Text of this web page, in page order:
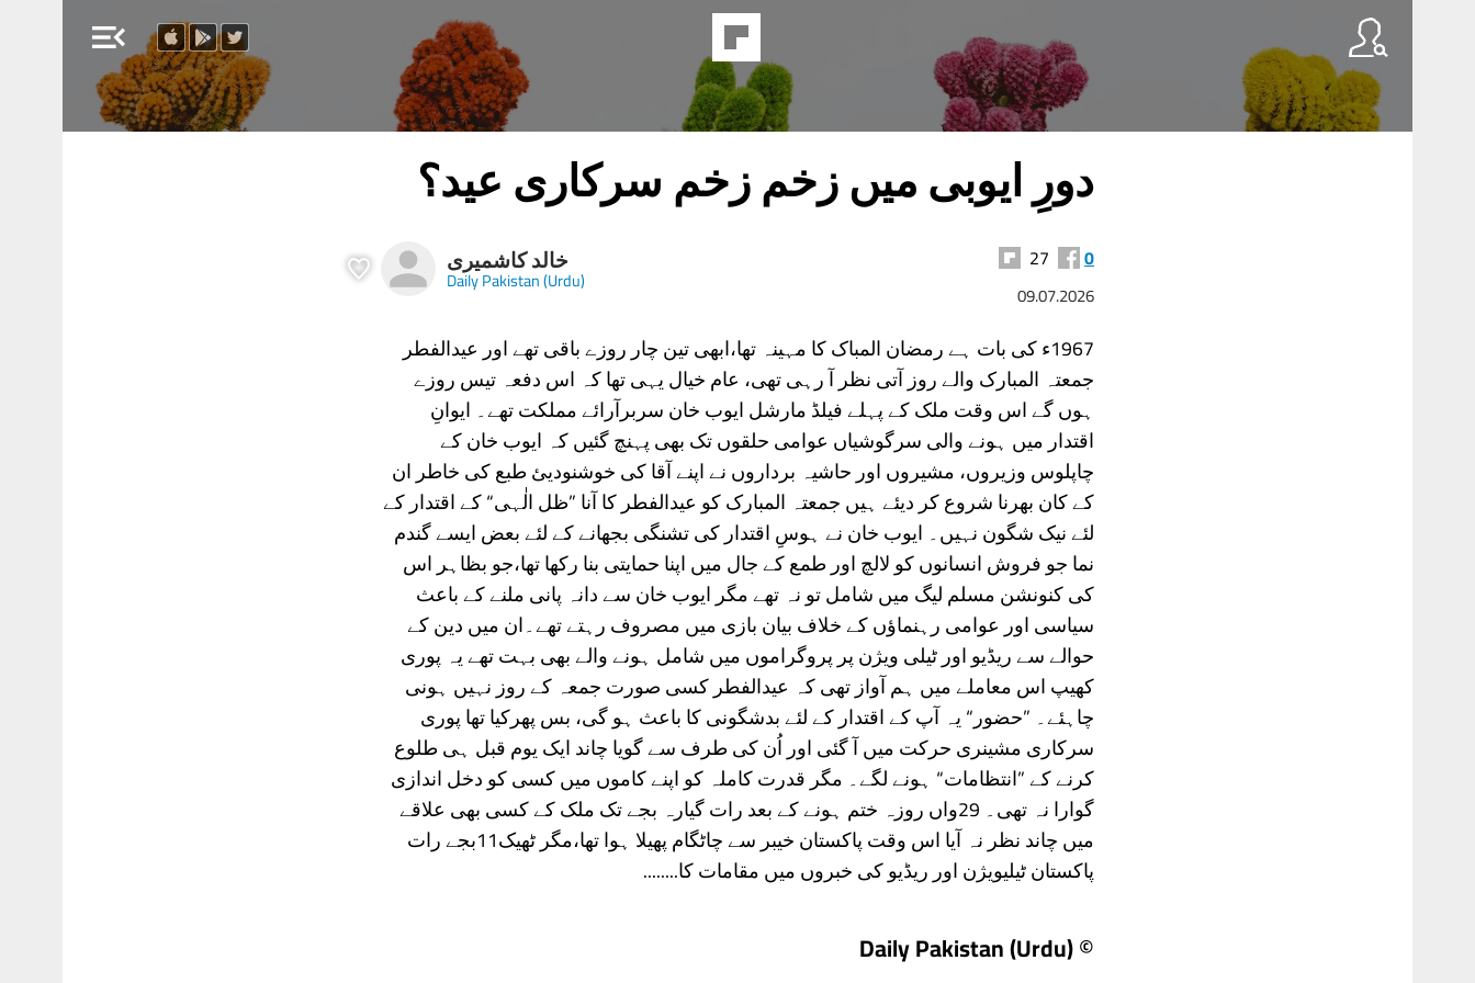
menu_open
دورِ ایوبی میں زخم زخم سرکاری عید؟
خالد کاشمیری
Daily Pakistan (Urdu)
27 0
09.07.2026
1967ء کی بات ہے رمضان المباک کا مہینہ تھا،ابھی تین چار روزے باقی تھے اور عیدالفطر
جمعتہ المبارک والے روز آتی نظر آ رہی تھی، عام خیال یہی تھا کہ اس دفعہ تیس روزے
ہوں گے اس وقت ملک کے پہلے فیلڈ مارشل ایوب خان سربرآرائے مملکت تھے۔ ایوانِ
اقتدار میں ہونے والی سرگوشیاں عوامی حلقوں تک بھی پہنچ گئیں کہ ایوب خان کے
چاپلوس وزیروں، مشیروں اور حاشیہ برداروں نے اپنے آقا کی خوشنودیئ طبع کی خاطر ان
کے کان بھرنا شروع کر دیئے ہیں جمعتہ المبارک کو عیدالفطر کا آنا ”ظل الٰہی“ کے اقتدار کے
لئے نیک شگون نہیں۔ ایوب خان نے ہوسِ اقتدار کی تشنگی بجھانے کے لئے بعض ایسے گندم
نما جو فروش انسانوں کو لالچ اور طمع کے جال میں اپنا حمایتی بنا رکھا تھا،جو بظاہر اس
کی کنونشن مسلم لیگ میں شامل تو نہ تھے مگر ایوب خان سے دانہ پانی ملنے کے باعث
سیاسی اور عوامی رہنماؤں کے خلاف بیان بازی میں مصروف رہتے تھے۔ان میں دین کے
حوالے سے ریڈیو اور ٹیلی ویژن پر پروگراموں میں شامل ہونے والے بھی بہت تھے یہ پوری
کھیپ اس معاملے میں ہم آواز تھی کہ عیدالفطر کسی صورت جمعہ کے روز نہیں ہونی
چاہئے۔ ”حضور“ یہ آپ کے اقتدار کے لئے بدشگونی کا باعث ہو گی، بس پھرکیا تھا پوری
سرکاری مشینری حرکت میں آ گئی اور اُن کی طرف سے گویا چاند ایک یوم قبل ہی طلوع
کرنے کے ”انتظامات“ ہونے لگے۔ مگر قدرت کاملہ کو اپنے کاموں میں کسی کو دخل اندازی
گوارا نہ تھی۔ 29واں روزہ ختم ہونے کے بعد رات گیارہ بجے تک ملک کے کسی بھی علاقے
میں چاند نظر نہ آیا اس وقت پاکستان خیبر سے چاٹگام پھیلا ہوا تھا،مگر ٹھیک11بجے رات
پاکستان ٹیلیویژن اور ریڈیو کی خبروں میں مقامات کا........
© Daily Pakistan (Urdu)